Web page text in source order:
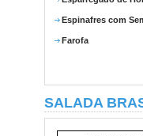
Espinafres com
Farofa
SALADA